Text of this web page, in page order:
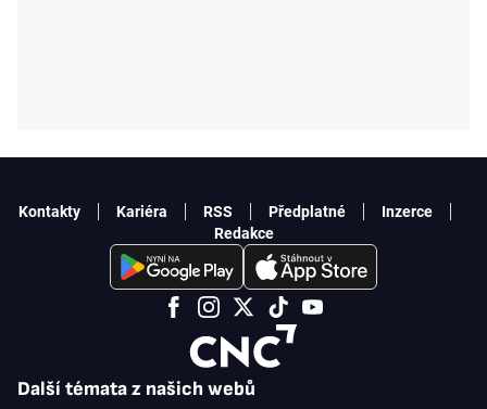
Další témata z našich webů
Kontakty Kariéra RSS Předplatné
Inzerce
Redakce